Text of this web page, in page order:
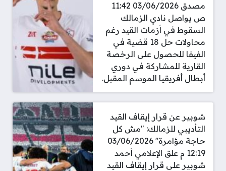
مصدق 03/06/2026 11:42
ص يواصل نادي الزمالك
السقوط في أزمات القيد رغم
محاولات حل 18 قضية في
الفيفا للحصول على الرخصة
القارية للمشاركة في دوري
أبطال أفريقيا الموسم المقبل.
شوبير عن قرار إيقاف القيد
التأديبي للزمالك: "مش كل
حاجة مؤامرة'' 03/06/2026
12:19 م علق الإعلامي أحمد
شوبير على قرار إيقاف القيد